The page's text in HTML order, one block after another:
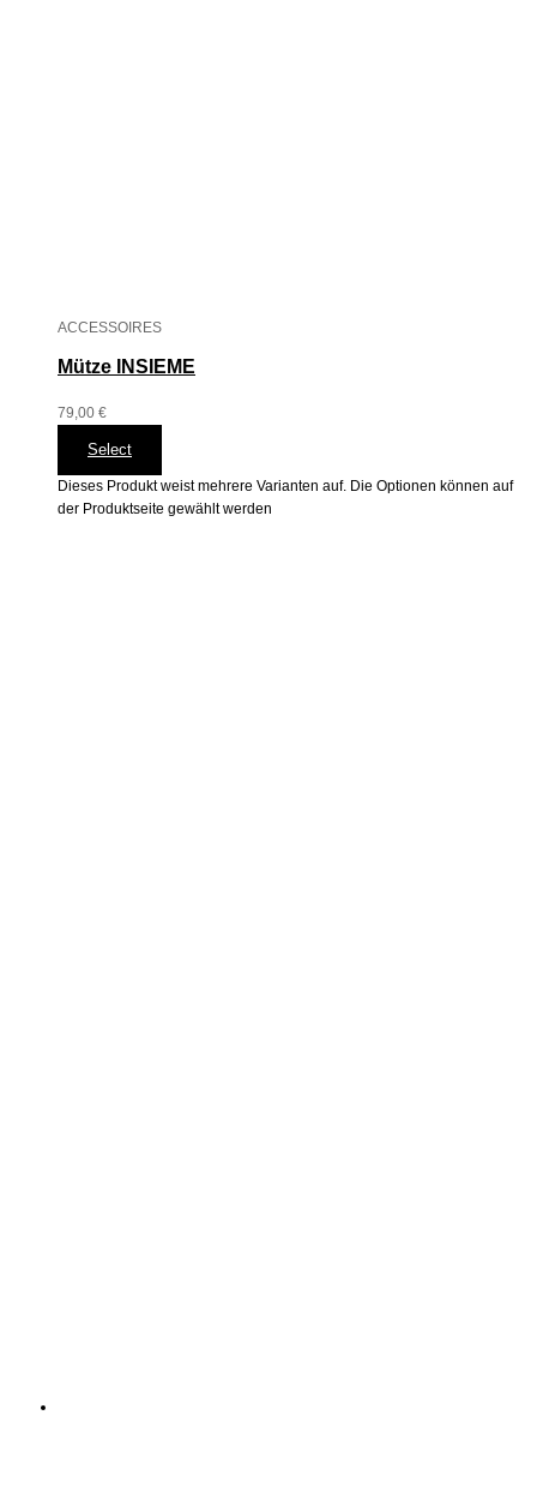
ACCESSOIRES
Mütze INSIEME
79,00 €
Select
Dieses Produkt weist mehrere Varianten auf. Die Optionen können auf
der Produktseite gewählt werden